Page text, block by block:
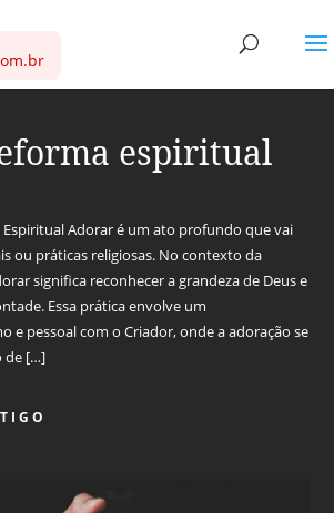
espiritual
Espiritual Adorar é um ato profundo que vai
ou práticas religiosas. No contexto da
significa reconhecer a grandeza de Deus e
Essa prática envolve um
e pessoal com o Criador, onde a adoração se
de […]